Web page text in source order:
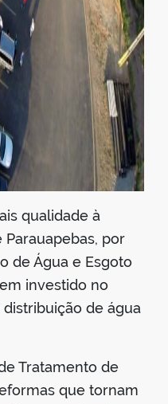
qualidade à
por
de Água e Esgoto
investido no
de água
Tratamento de
que tornam